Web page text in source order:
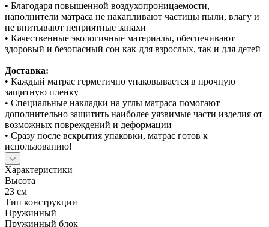
• Благодаря повышенной воздухопроницаемости,
наполнители матраса не накапливают частицы пыли, влагу и
не впитывают неприятные запахи
• Качественные экологичные материалы, обеспечивают
здоровый и безопасный сон как для взрослых, так и для детей
Доставка:
• Каждый матрас герметично упаковывается в прочную
защитную пленку
• Специальные накладки на углы матраса помогают
дополнительно защитить наиболее уязвимые части изделия от
возможных повреждений и деформации
• Сразу после вскрытия упаковки, матрас готов к
использованию!
Характеристики
Высота
23 см
Тип конструкции
Пружинный
Пружинный блок